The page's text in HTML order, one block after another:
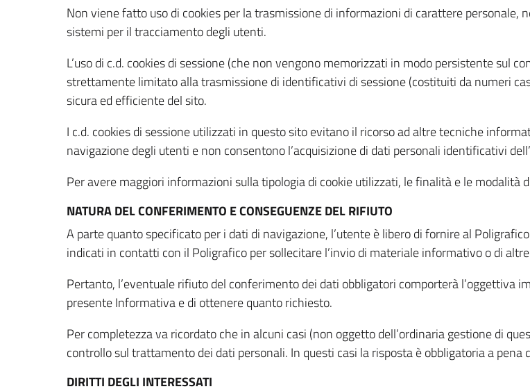
Non viene fatto uso di cookies per la trasmissione di informazioni di carattere personale,
sistemi per il tracciamento degli utenti.
L’uso di c.d. cookies di sessione (che non vengono memorizzati in modo persistente sul
strettamente limitato alla trasmissione di identificativi di sessione (costituiti da numeri
sicura ed efficiente del sito.
I c.d. cookies di sessione utilizzati in questo sito evitano il ricorso ad altre tecniche
navigazione degli utenti e non consentono l’acquisizione di dati personali identificativi
Per avere maggiori informazioni sulla tipologia di cookie utilizzati, le finalità e le modalità
NATURA DEL CONFERIMENTO E CONSEGUENZE DEL RIFIUTO
A parte quanto specificato per i dati di navigazione, l’utente è libero di fornire al
indicati in contatti con il Poligrafico per sollecitare l’invio di materiale informativo o di
Pertanto, l’eventuale rifiuto del conferimento dei dati obbligatori comporterà l’oggettiva
presente Informativa e di ottenere quanto richiesto.
Per completezza va ricordato che in alcuni casi (non oggetto dell’ordinaria gestione di
controllo sul trattamento dei dati personali. In questi casi la risposta è obbligatoria a
DIRITTI DEGLI INTERESSATI